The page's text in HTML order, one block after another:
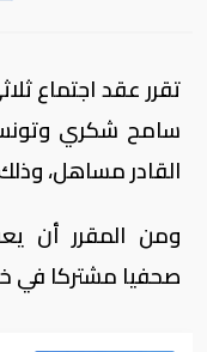
تقرر عقد اجتماع
سامح شكري
القادر مساهل،
ومن المقرر أن
صحفيا مشتركا في